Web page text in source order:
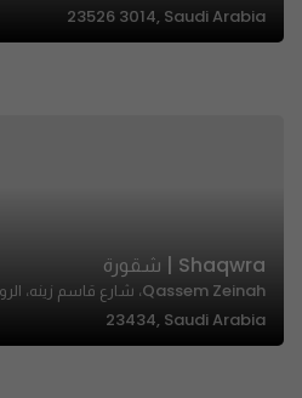
23526 3014, Saudi Arabia
Shaqwra | شقورة
23434, Saudi Arabia